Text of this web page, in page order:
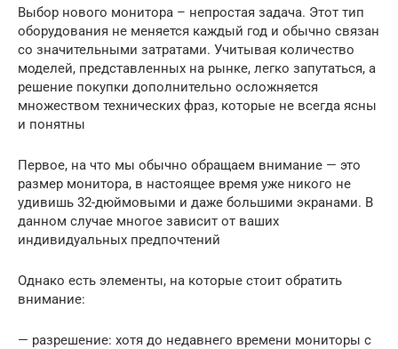
Выбор нового монитора – непростая задача. Этот тип
оборудования не меняется каждый год и обычно связан
со значительными затратами. Учитывая количество
моделей, представленных на рынке, легко запутаться, а
решение покупки дополнительно осложняется
множеством технических фраз, которые не всегда ясны
и понятны
Первое, на что мы обычно обращаем внимание — это
размер монитора, в настоящее время уже никого не
удивишь 32-дюймовыми и даже большими экранами. В
данном случае многое зависит от ваших
индивидуальных предпочтений
Однако есть элементы, на которые стоит обратить
внимание:
— разрешение: хотя до недавнего времени мониторы с